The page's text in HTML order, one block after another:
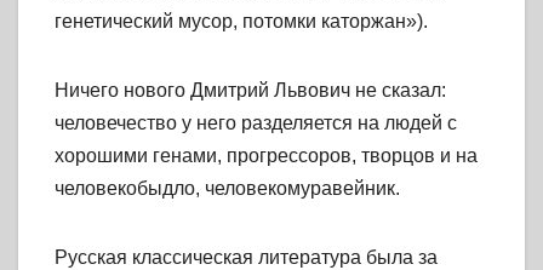
генетический мусор, потомки каторжан»).
Ничего нового Дмитрий Львович не сказал:
человечество у него разделяется на людей с
хорошими генами, прогрессоров, творцов и на
человекобыдло, человекомуравейник.
Русская классическая литература была за